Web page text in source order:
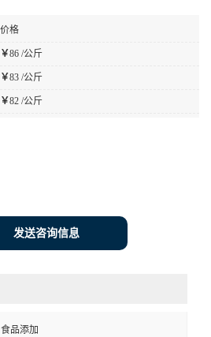
价格
￥86 /公斤
￥83 /公斤
￥82 /公斤
发送咨询信息
食品添加